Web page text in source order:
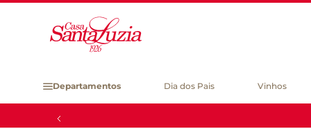
Departamentos Dia dos Pais Vinhos